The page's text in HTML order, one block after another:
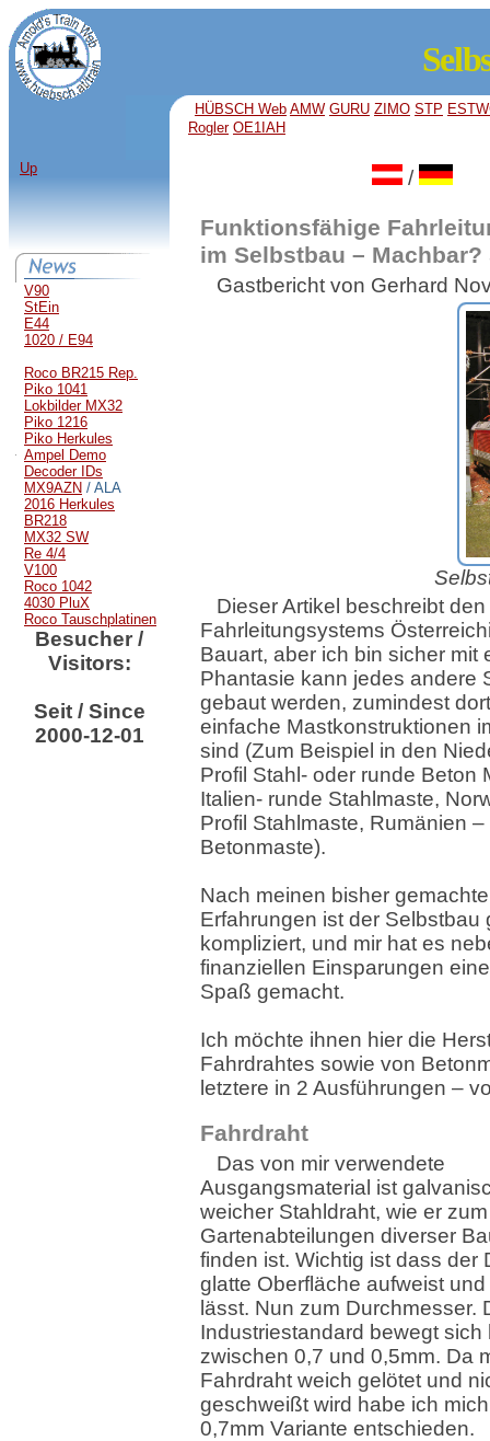
HÜBSCH Web AMW GURU ZIMO STP
Rogler OE1IAH
Up
V90
StEin
E44
1020 / E94
Roco BR215 Rep.
Piko 1041
Lokbilder MX32
Piko 1216
Piko Herkules
Ampel Demo
Decoder IDs
MX9AZN / ALA
2016 Herkules
BR218
MX32 SW
Re 4/4
V100
Roco 1042
4030 PluX
Roco Tauschplatinen
Besucher /
Visitors:
Seit / Since
2000-12-01
/
Funktionsfähige
im Selbstbau –
Gastbericht von Gerhard
Dieser Artikel beschreibt
Fahrleitungsystems
Bauart, aber ich bin sicher mit
Phantasie kann jedes andere
gebaut werden, zumindest
einfache Mastkonstruktionen
sind (Zum Beispiel in den
Profil Stahl- oder runde Beton
Italien- runde Stahlmaste,
Profil Stahlmaste, Rumänien
Betonmaste).
Nach meinen bisher
Erfahrungen ist der Selbstbau
kompliziert, und mir hat es
finanziellen Einsparungen
Spaß gemacht.
Ich möchte ihnen hier die
Fahrdrahtes sowie von
letztere in 2 Ausführungen –
Fahrdraht
Das von mir verwendete
Ausgangsmaterial ist
weicher Stahldraht, wie er
Gartenabteilungen diverser
finden ist. Wichtig ist dass der
glatte Oberfläche aufweist
lässt. Nun zum Durchmesser.
Industriestandard bewegt sich
zwischen 0,7 und 0,5mm. Da
Fahrdraht weich gelötet und
geschweißt wird habe ich
0,7mm Variante entschieden.